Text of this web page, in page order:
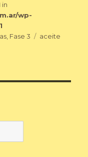
in
wp-
, Fase 3 Etiquetas
aceite